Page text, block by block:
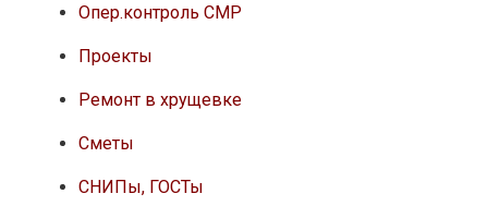
Опер.контроль СМР
Проекты
Ремонт в хрущевке
Сметы
СНИПы, ГОСТы